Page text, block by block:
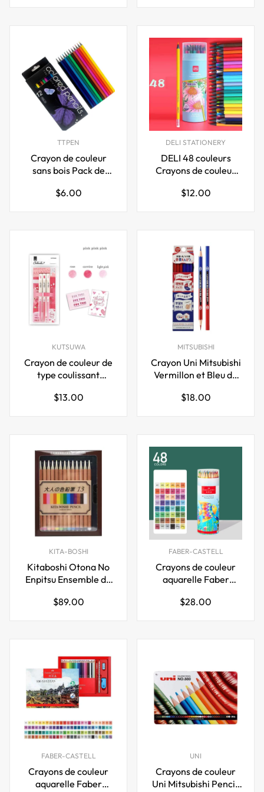
TTPEN
Crayon de couleur
sans bois Pack de
Prix
$6.00
DELI STATIONERY
DELI 48 couleurs
Crayons de couleur
Set
Prix
$12.00
KUTSUWA
Crayon de couleur de
type coulissant
ensemble de 3
Prix
$13.00
MITSUBISHI
Crayon Uni Mitsubishi
Vermillon et Bleu de
de 12
Prix
$18.00
KITA-BOSHI
Kitaboshi Otona No
Enpitsu Ensemble de
couleurs
Prix
$89.00
FABER-CASTELL
Crayons de couleur
aquarelle Faber
Prix
$28.00
FABER-CASTELL
Crayons de couleur
aquarelle Faber
UNI
Crayons de couleur
Uni Mitsubishi Pencil,